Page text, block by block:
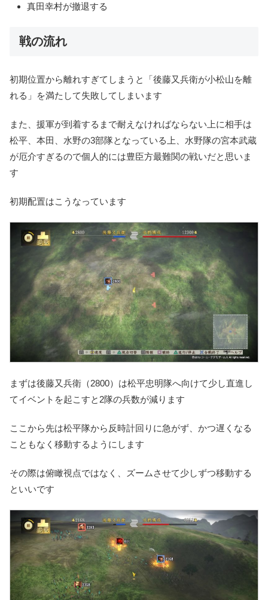
真田幸村が撤退する
戦の流れ
初期位置から離れすぎてしまう と「後藤又兵衛が小松山を離
れる」を満たして失敗してしまいます
また、援軍が到着するまで耐えなければならない上に相手は
松平、本田、水野の3部隊となっている上、水野隊の宮本武蔵
が厄介すぎるので個人的には豊臣方最難関の戦いだと思いま
す
初期配置はこうなっています
まずは後藤又兵衛（2800）は松平忠明隊へ向けて少し直進し
てイベントを起こすと2隊の兵数が減ります
ここから先は松平隊から 反時計回りに急がず、かつ遅くなる
こともなく移動するようにします
その際は俯瞰視点ではなく、 ズームさせて少しずつ移動する
といいです